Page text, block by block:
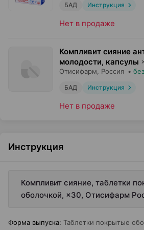
БАД Инструкция
Нет в продаже
Компливит сияние
молодости, капсулы
Отисифарм , Россия •
БАД Инструкция
Нет в продаже
Инструкция
Компливит сияние, таблетки
оболочкой, ×30, Отисифарм
Форма выпуска: Таблетки покрытые